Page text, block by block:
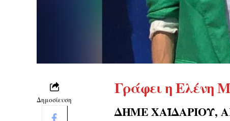
Δημοσίευση
Γράφει ηΕλένη
ΔΗΜΕ ΧΑΪΔΑΡΙΟΥ,